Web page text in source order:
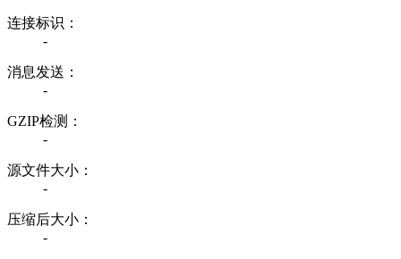
连接标识：
-
消息发送：
-
GZIP检测：
-
源文件大小：
-
压缩后大小：
-